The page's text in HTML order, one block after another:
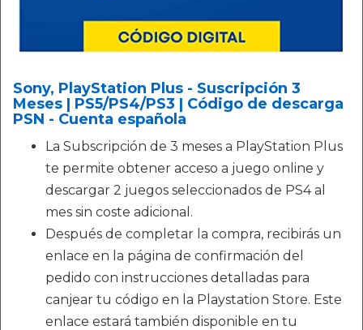
Sony, PlayStation Plus - Suscripción 3
Meses | PS5/PS4/PS3 | Código de descarga
PSN - Cuenta española
La Subscripción de 3 meses a PlayStation Plus
te permite obtener acceso a juego online y
descargar 2 juegos seleccionados de PS4 al
mes sin coste adicional.
Después de completar la compra, recibirás un
enlace en la página de confirmación del
pedido con instrucciones detalladas para
canjear tu código en la Playstation Store. Este
enlace estará también disponible en tu